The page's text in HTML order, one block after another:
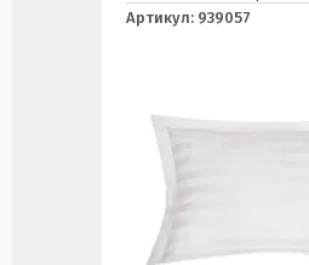
Артикул: 939057